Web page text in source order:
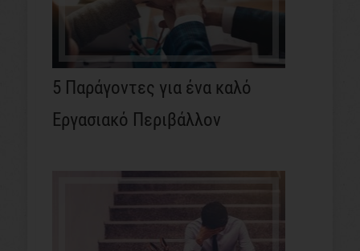
5 Παράγοντες για ένα καλό
Εργασιακό Περιβάλλον